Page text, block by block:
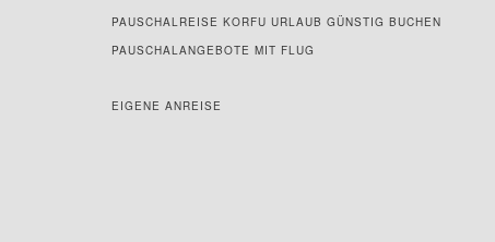
PAUSCHALREISE KORFU URLAUB GÜNSTIG BUCHEN
PAUSCHALANGEBOTE MIT FLUG
EIGENE ANREISE